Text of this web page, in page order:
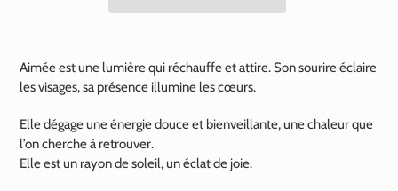
d'un
produit
votre
panier
Aimée est une lumière qui réchauffe et attire. Son sourire éclaire
les visages, sa présence illumine les cœurs.
Elle dégage une énergie douce et bienveillante, une chaleur que
l’on cherche à retrouver.
Elle est un rayon de soleil, un éclat de joie.